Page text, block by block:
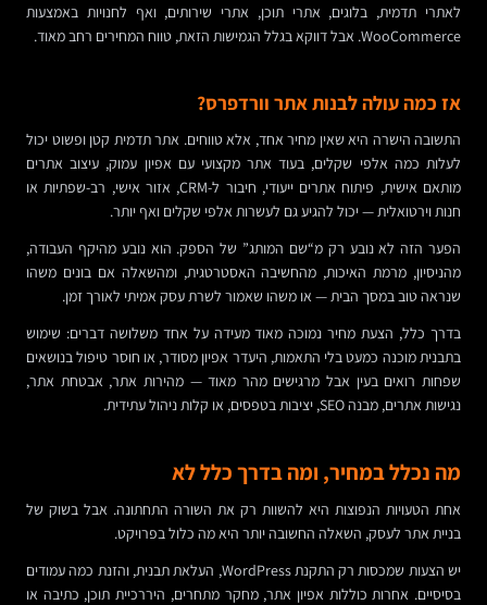
לאתרי תדמית, בלוגים, אתרי תוכן, אתרי שירותים, ואף לחנויות באמצעות
WooCommerce. אבל דווקא בגלל הגמישות הזאת, טווח המחירים רחב מאוד.
אז כמה עולה לבנות אתר וורדפרס?
התשובה הישרה היא שאין מחיר אחד, אלא טווחים. אתר תדמית קטן ופשוט יכול
לעלות כמה אלפי שקלים, בעוד אתר מקצועי עם אפיון עמוק, עיצוב אתרים
מותאם אישית, פיתוח אתרים ייעודי, חיבור ל-CRM, אזור אישי, רב-שפתיות או
חנות וירטואלית — יכול להגיע גם לעשרות אלפי שקלים ואף יותר.
הפער הזה לא נובע רק מ“שם המותג” של הספק. הוא נובע מהיקף העבודה,
מהניסיון, מרמת האיכות, מהחשיבה האסטרטגית, ומהשאלה אם בונים משהו
שנראה טוב במסך הבית — או משהו שאמור לשרת עסק אמיתי לאורך זמן.
בדרך כלל, הצעת מחיר נמוכה מאוד מעידה על אחד משלושה דברים: שימוש
בתבנית מוכנה כמעט בלי התאמות, היעדר אפיון מסודר, או חוסר טיפול בנושאים
שפחות רואים בעין אבל מרגישים מהר מאוד — מהירות אתר, אבטחת אתר,
נגישות אתרים, מבנה SEO, יציבות בטפסים, או קלות ניהול עתידית.
מה נכלל במחיר, ומה בדרך כלל לא
אחת הטעויות הנפוצות היא להשוות רק את השורה התחתונה. אבל בשוק של
בניית אתר לעסק, השאלה החשובה יותר היא מה כלול בפרויקט.
יש הצעות שמכסות רק התקנת WordPress, העלאת תבנית, והזנת כמה עמודים
בסיסיים. אחרות כוללות אפיון אתר, מחקר מתחרים, היררכיית תוכן, כתיבה או